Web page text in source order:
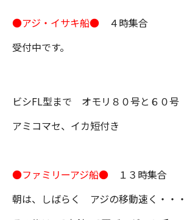
●アジ・イサキ船● ４時集合
受付中です。
ビシFL型まで オモリ８０号と６０号
アミコマセ、イカ短付き
●ファミリーアジ船● １３時集合
朝は、しばらく アジの移動速く・・・